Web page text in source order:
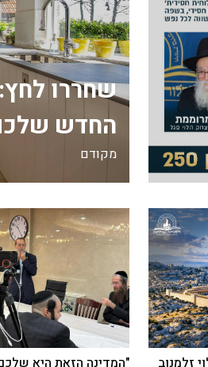
שחררו
החדש
מקודם
זלמנוב "המדינה הזאת היא